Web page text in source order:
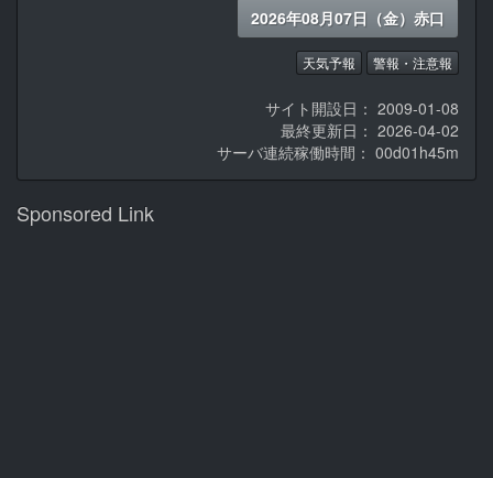
2026年08月07日（金）赤口
天気予報 警報・注意報
サイト開設日： 2009-01-08
最終更新日： 2026-04-02
サーバ連続稼働時間： 00d01h45m
Sponsored Link